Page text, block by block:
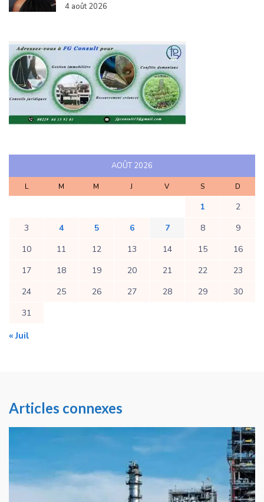
4 août 2026
AOÛT 2026
L M M J V S D
1
2
3
4 5 6 7 8
9
10
11 12 13 14 15
16
17
18 19 20 21 22
23
24
25 26 27 28 29
30
31
« Juil
Articles connexes